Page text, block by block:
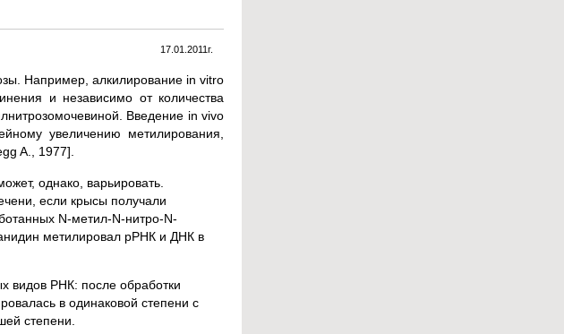
17.01.2011г.
Например, алкилирование in vitro
и независимо от количества
Введение in vivo
увеличению метилирования,
A., 1977].
однако, варьировать.
если крысы получали
N-метил-N-нитро-N-
метилировал рРНК и ДНК в
видов РНК: после обработки
в одинаковой степени с
степени.